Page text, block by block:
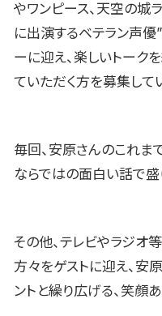
やワンピース、天空の城
に出演するベテラン声優
ーに迎え、楽しいトーク
ていただく方を募集して
毎回、安原さんのこれま
ならではの面白い話で盛
その他、テレビやラジオ
方々をゲストに迎え、安
ントと繰り広げる、笑顔